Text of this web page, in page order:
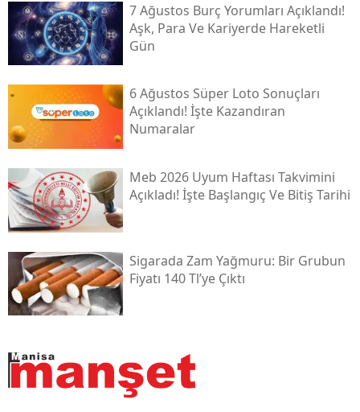
7 Ağustos Burç Yorumları Açıklandı!
Aşk, Para Ve Kariyerde Hareketli
Gün
6 Ağustos Süper Loto Sonuçları
Açıklandı! İşte Kazandıran
Numaralar
Meb 2026 Uyum Haftası Takvimini
Açıkladı! İşte Başlangıç Ve Bitiş Tarihi
Sigarada Zam Yağmuru: Bir Grubun
Fiyatı 140 Tl’ye Çıktı